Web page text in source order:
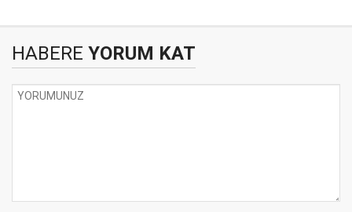
HABERE YORUM KAT